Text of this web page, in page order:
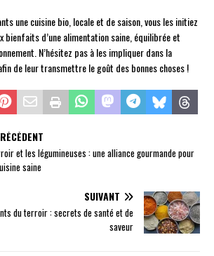
une cuisine bio, locale et de saison, vous les initiez
bienfaits d’une alimentation saine, équilibrée et
N’hésitez pas à les impliquer dans la
de leur transmettre le goût des bonnes choses !
et les légumineuses : une alliance gourmande pour
saine
SUIVANT
du terroir : secrets de santé et de
saveur